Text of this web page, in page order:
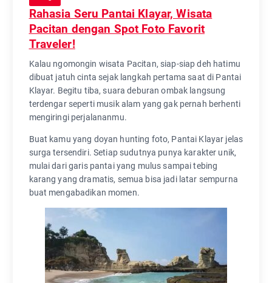
Rahasia Seru Pantai Klayar, Wisata
Pacitan dengan Spot Foto Favorit
Traveler!
Kalau ngomongin wisata Pacitan, siap-siap deh hatimu
dibuat jatuh cinta sejak langkah pertama saat di Pantai
Klayar. Begitu tiba, suara deburan ombak langsung
terdengar seperti musik alam yang gak pernah berhenti
mengiringi perjalananmu.
Buat kamu yang doyan hunting foto, Pantai Klayar jelas
surga tersendiri. Setiap sudutnya punya karakter unik,
mulai dari garis pantai yang mulus sampai tebing
karang yang dramatis, semua bisa jadi latar sempurna
buat mengabadikan momen.